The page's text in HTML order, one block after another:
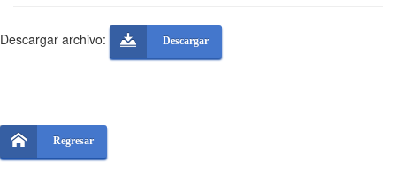
Descargar archivo: Descargar
Regresar